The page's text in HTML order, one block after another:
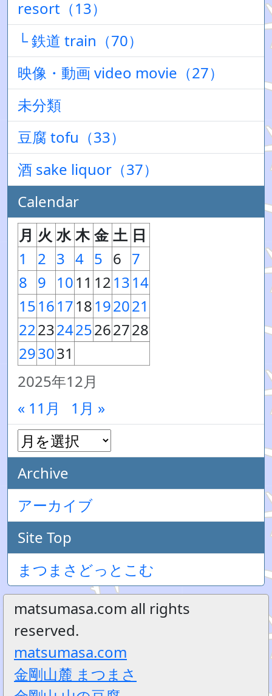
resort（13）
└ 鉄道 train（70）
映像・動画 video movie（27）
未分類
豆腐 tofu（33）
酒 sake liquor（37）
Calendar
2025年12月
月 火 水 木 金 土 日
1
2 3 4 5 6 7
8 9 1011 121314
15161718192021
22232425262728
293031
« 11月 1月 »
Archive
アーカイブ
Site Top
まつまさどっとこむ
matsumasa.com all rights
reserved.
matsumasa.com
金剛山麓 まつまさ